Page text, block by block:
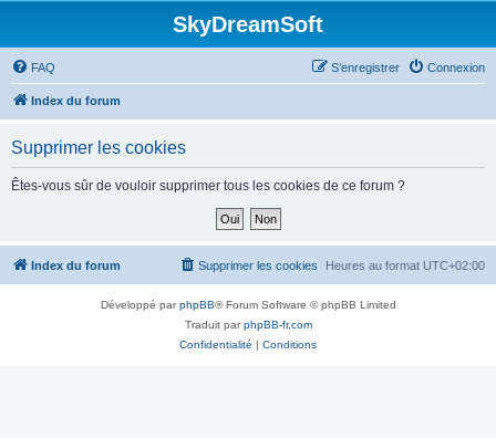
SkyDreamSoft
FAQ Connexion
S’enregistrer
Index du forum
Supprimer les cookies
Êtes-vous sûr de vouloir supprimer tous les cookies de ce forum ?
Index du forum Heures au format UTC+02:00
Supprimer les cookies
Développé parphpBB® Forum Software © phpBB Limited
Traduit parphpBB-fr.com
Confidentialité | Conditions